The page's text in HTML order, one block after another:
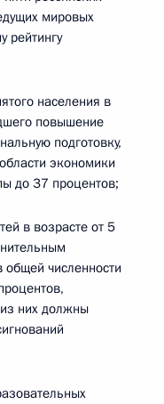
мировых
рейтингу
населения в
повышение
подготовку,
экономики
до 37 процентов;
в возрасте от 5
численности
них должны